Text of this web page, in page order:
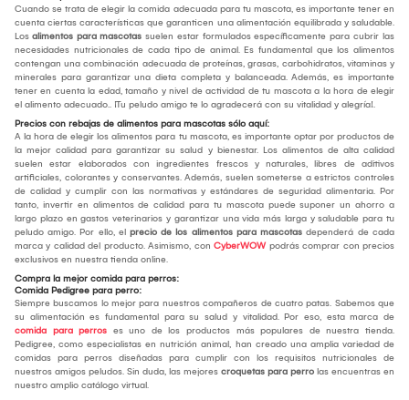
Cuando se trata de elegir la comida adecuada para tu mascota, es importante tener en
cuenta ciertas características que garanticen una alimentación equilibrada y saludable.
Los alimentos para mascotas suelen estar formulados específicamente para cubrir las
necesidades nutricionales de cada tipo de animal. Es fundamental que los alimentos
contengan una combinación adecuada de proteínas, grasas, carbohidratos, vitaminas y
minerales para garantizar una dieta completa y balanceada. Además, es importante
tener en cuenta la edad, tamaño y nivel de actividad de tu mascota a la hora de elegir
el alimento adecuado.. ¡Tu peludo amigo te lo agradecerá con su vitalidad y alegría!.
Precios con rebajas de alimentos para mascotas sólo aquí:
A la hora de elegir los alimentos para tu mascota, es importante optar por productos de
la mejor calidad para garantizar su salud y bienestar. Los alimentos de alta calidad
suelen estar elaborados con ingredientes frescos y naturales, libres de aditivos
artificiales, colorantes y conservantes. Además, suelen someterse a estrictos controles
de calidad y cumplir con las normativas y estándares de seguridad alimentaria. Por
tanto, invertir en alimentos de calidad para tu mascota puede suponer un ahorro a
largo plazo en gastos veterinarios y garantizar una vida más larga y saludable para tu
peludo amigo. Por ello, el precio de los alimentos para mascotas dependerá de cada
marca y calidad del producto. Asimismo, con CyberWOWpodrás comprar con precios
exclusivos en nuestra tienda online.
Compra la mejor comida para perros:
Comida Pedigree para perro:
Siempre buscamos lo mejor para nuestros compañeros de cuatro patas. Sabemos que
su alimentación es fundamental para su salud y vitalidad. Por eso, esta marca de
comida para perros es uno de los productos más populares de nuestra tienda.
Pedigree, como especialistas en nutrición animal, han creado una amplia variedad de
comidas para perros diseñadas para cumplir con los requisitos nutricionales de
nuestros amigos peludos. Sin duda, las mejores croquetas para perro las encuentras en
nuestro amplio catálogo virtual.